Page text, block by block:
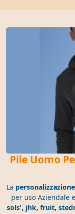
Pile Uomo
La
per uso Aziendale
sols', jhk, fruit,